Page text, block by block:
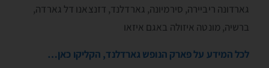
גארדונה ריביירה, סירמיונה, גארדלנד, דזנצאנו דל גארדה,
ברשיה, מונטה איזולה באגם איזאו
לכל המידע על פארק הנופש גארדלנד, הקליקו כאן…